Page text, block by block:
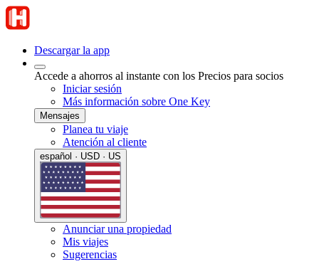
Descargar la app
Accede a ahorros al instante con los Precios para socios
Iniciar sesión
Más información sobre One Key
Mensajes
Planea tu viaje
Atención al cliente
español · USD · US
Anunciar una propiedad
Mis viajes
Sugerencias